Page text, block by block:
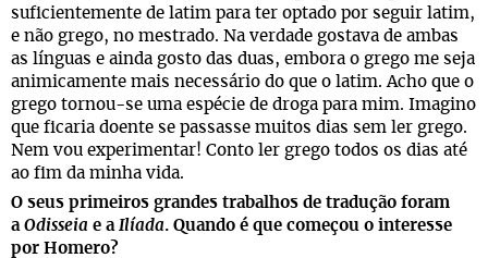
suficientemente de latim para ter optado por seguir latim,
e não grego, no mestrado. Na verdade gostava de ambas
as línguas e ainda gosto das duas, embora o grego me seja
animicamente mais necessário do que o latim. Acho que o
grego tornou-se uma espécie de droga para mim. Imagino
que ficaria doente se passasse muitos dias sem ler grego.
Nem vou experimentar! Conto ler grego todos os dias até
ao fim da minha vida.
O seus primeiros grandes trabalhos de tradução foram
a Odisseia e a Ilíada. Quando é que começou o interesse
por Homero?